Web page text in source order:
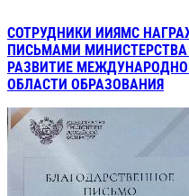
СОТРУДНИКИ ИИЯМС
ПИСЬМАМИ
РАЗВИТИЕ
ОБЛАСТИ ОБРАЗОВАНИЯ